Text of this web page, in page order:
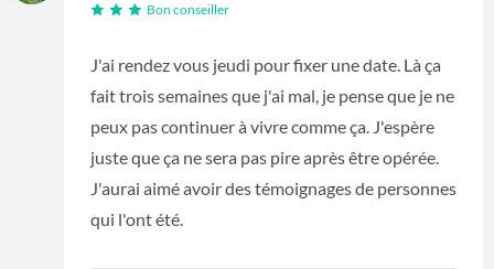
Bon conseiller
J'ai rendez vous jeudi pour fixer une date. Là ça
fait trois semaines que j'ai mal, je pense que je ne
peux pas continuer à vivre comme ça. J'espère
juste que ça ne sera pas pire après être opérée.
J'aurai aimé avoir des témoignages de personnes
qui l'ont été.